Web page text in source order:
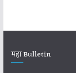
महा Bulletin